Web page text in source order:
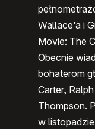
Wallace’a i
Movie: The
Obecnie
bohaterom
Carter,
Thompson.
w